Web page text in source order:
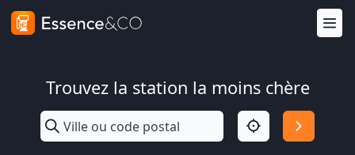
Trouvez la station la moins chère